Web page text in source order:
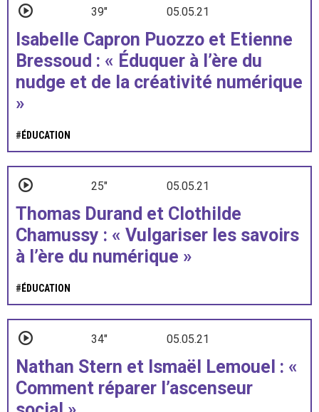
39" 05.05.21
Isabelle Capron Puozzo et Etienne
Bressoud : « Éduquer à l’ère du
nudge et de la créativité numérique
»
# ÉDUCATION
25" 05.05.21
Thomas Durand et Clothilde
Chamussy : « Vulgariser les savoirs
à l’ère du numérique »
# ÉDUCATION
34" 05.05.21
Nathan Stern et Ismaël Lemouel : «
Comment réparer l’ascenseur